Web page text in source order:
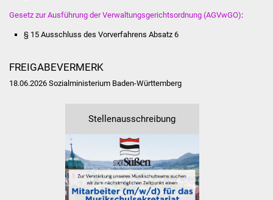
Ukraine-Hilfe
Baugrundstücke
Wirtschaft
Haushalt & Infos
Gesetz zur Ausführung der Verwaltungsgerichtsordnung (AGVwGO):
§ 15 Ausschluss des Vorverfahrens Absatz 6
FREIGABEVERMERK
18.06.2026 Sozialministerium Baden-Württemberg
Stellenausschreibung